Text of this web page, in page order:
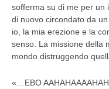
sofferma su di me per un
di nuovo circondato da
io, la mia erezione e la
senso. La missione della
mondo distruggendo
«…EBO